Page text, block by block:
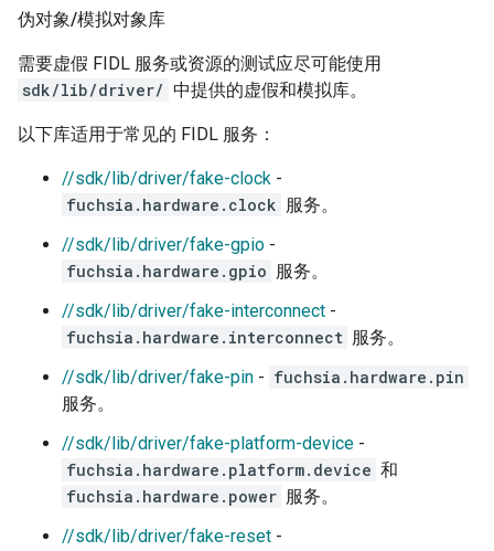
伪对象/模拟对象库
需要虚假 FIDL 服务或资源的测试应尽可能使用
sdk/lib/driver/ 中提供的虚假和模拟库。
以下库适用于常见的 FIDL 服务：
//sdk/lib/driver/fake-clock -
fuchsia.hardware.clock 服务。
//sdk/lib/driver/fake-gpio -
fuchsia.hardware.gpio 服务。
//sdk/lib/driver/fake-interconnect -
fuchsia.hardware.interconnect 服务。
//sdk/lib/driver/fake-pin - fuchsia.hardware.pin
服务。
//sdk/lib/driver/fake-platform-device -
fuchsia.hardware.platform.device 和
fuchsia.hardware.power 服务。
//sdk/lib/driver/fake-reset -